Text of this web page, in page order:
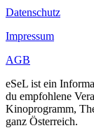
Datenschutz
Impressum
AGB
eSeL ist ein
du empfohlene
Kinoprogramm,
ganz Österreich.